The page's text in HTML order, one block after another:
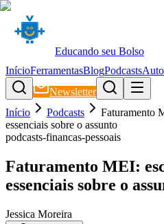
Educando seu Bolso
InícioFerramentasBlogPodcasts
Newsletter
Início
Podcasts
Faturamento
essenciais sobre o assunto
podcasts-financas-pessoais
Faturamento MEI:
essenciais sobre o
Jessica Moreira